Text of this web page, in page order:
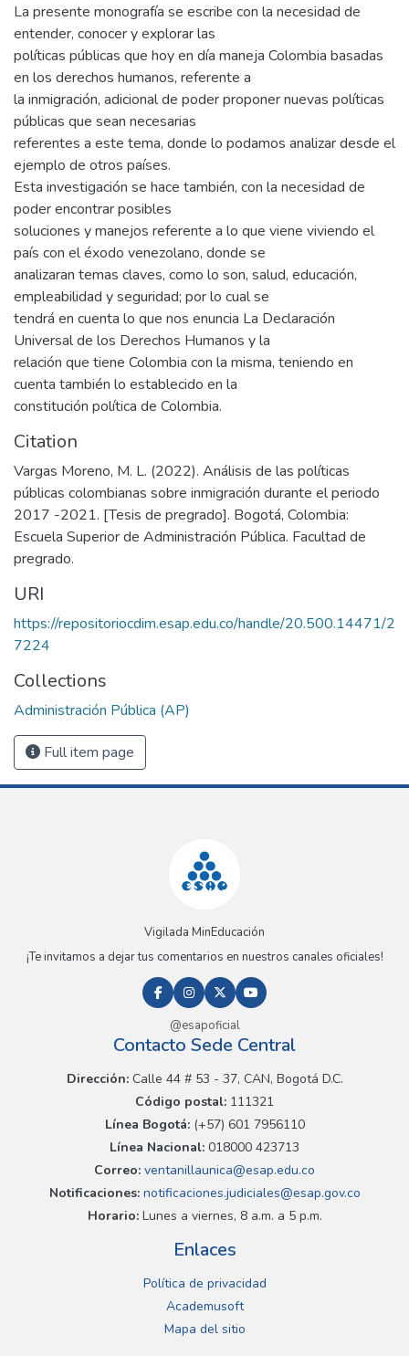
La presente monografía se escribe con la necesidad de
entender, conocer y explorar las
políticas públicas que hoy en día maneja Colombia basadas
en los derechos humanos, referente a
la inmigración, adicional de poder proponer nuevas políticas
públicas que sean necesarias
referentes a este tema, donde lo podamos analizar desde el
ejemplo de otros países.
Esta investigación se hace también, con la necesidad de
poder encontrar posibles
soluciones y manejos referente a lo que viene viviendo el
país con el éxodo venezolano, donde se
analizaran temas claves, como lo son, salud, educación,
empleabilidad y seguridad; por lo cual se
tendrá en cuenta lo que nos enuncia La Declaración
Universal de los Derechos Humanos y la
relación que tiene Colombia con la misma, teniendo en
cuenta también lo establecido en la
constitución política de Colombia.
Citation
Vargas Moreno, M. L. (2022). Análisis de las políticas
públicas colombianas sobre inmigración durante el periodo
2017 -2021. [Tesis de pregrado]. Bogotá, Colombia:
Escuela Superior de Administración Pública. Facultad de
pregrado.
URI
https://repositoriocdim.esap.edu.co/handle/20.500.14471/2
7224
Collections
Administración Pública (AP)
Full item page
Vigilada MinEducación
¡Te invitamos a dejar tus comentarios en nuestros canales oficiales!
@esapoficial
Contacto Sede Central
Dirección:Calle 44 # 53 - 37, CAN, Bogotá D.C.
Código postal: 111321
Línea Bogotá:(+57) 601 7956110
Línea Nacional: 018000 423713
Correo: ventanillaunica@esap.edu.co
Notificaciones:notificaciones.judiciales@esap.gov.co
Horario:Lunes a viernes, 8 a.m. a 5 p.m.
Enlaces
Política de privacidad
Academusoft
Mapa del sitio